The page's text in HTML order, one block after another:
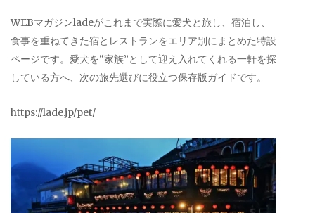
WEBマガジンladeがこれまで実際に愛犬と旅し、宿泊し、
食事を重ねてきた宿とレストランをエリア別にまとめた特設
ページです。愛犬を“家族”として迎え入れてくれる一軒を探
している方へ、次の旅先選びに役立つ保存版ガイドです。
https://lade.jp/pet/